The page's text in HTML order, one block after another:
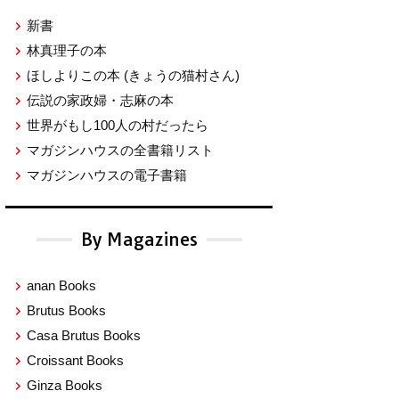
新書
林真理子の本
ほしよりこの本 (きょうの猫村さん)
伝説の家政婦・志麻の本
世界がもし100人の村だったら
マガジンハウスの全書籍リスト
マガジンハウスの電子書籍
By Magazines
anan Books
Brutus Books
Casa Brutus Books
Croissant Books
Ginza Books